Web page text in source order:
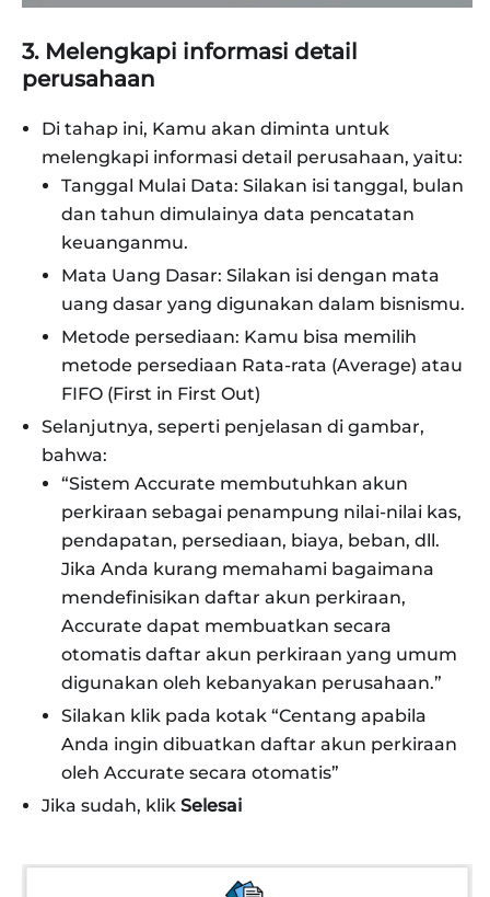
3. Melengkapi informasi detail
perusahaan
Di tahap ini, Kamu akan diminta untuk
melengkapi informasi detail perusahaan, yaitu:
Tanggal Mulai Data: Silakan isi tanggal, bulan
dan tahun dimulainya data pencatatan
keuanganmu.
Mata Uang Dasar: Silakan isi dengan mata
uang dasar yang digunakan dalam bisnismu.
Metode persediaan: Kamu bisa memilih
metode persediaan Rata-rata (Average) atau
FIFO (First in First Out)
Selanjutnya, seperti penjelasan di gambar,
bahwa:
“Sistem Accurate membutuhkan akun
perkiraan sebagai penampung nilai-nilai kas,
pendapatan, persediaan, biaya, beban, dll.
Jika Anda kurang memahami bagaimana
mendefinisikan daftar akun perkiraan,
Accurate dapat membuatkan secara
otomatis daftar akun perkiraan yang umum
digunakan oleh kebanyakan perusahaan.”
Silakan klik pada kotak “Centang apabila
Anda ingin dibuatkan daftar akun perkiraan
oleh Accurate secara otomatis”
Jika sudah, klik Selesai